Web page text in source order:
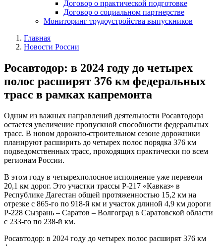
Договор о практической подготовке
Договор о социальном партнерстве
Мониторинг трудоустройства выпускников
Главная
Новости России
Росавтодор: в 2024 году до четырех
полос расширят 376 км федеральных
трасс в рамках капремонта
Одним из важных направлений деятельности Росавтодора
остается увеличение пропускной способности федеральных
трасс. В новом дорожно-строительном сезоне дорожники
планируют расширить до четырех полос порядка 376 км
подведомственных трасс, проходящих практически по всем
регионам России.
В этом году в четырехполосное исполнение уже перевели
20,1 км дорог. Это участки трассы Р-217 «Кавказ» в
Республике Дагестан общей протяженностью 15,2 км на
отрезке с 865-го по 918-й км и участок длиной 4,9 км дороги
Р-228 Сызрань – Саратов – Волгоград в Саратовской области
с 233-го по 238-й км.
Росавтодор: в 2024 году до четырех полос расширят 376 км